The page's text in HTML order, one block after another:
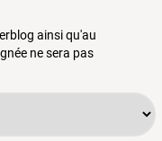
ainsi qu'au
ne sera pas